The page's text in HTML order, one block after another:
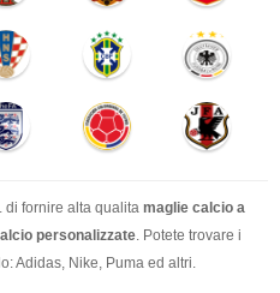
di fornire alta qualita maglie calcio a
personalizzate . Potete trovare i
Adidas, Nike, Puma ed altri.